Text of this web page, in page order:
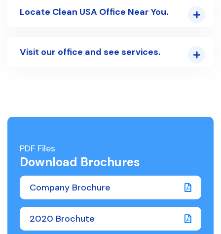
Locate Clean USA Office Near You.
Visit our office and see services.
PDF Files
Download Brochures
Company Brochure
2020 Brochute